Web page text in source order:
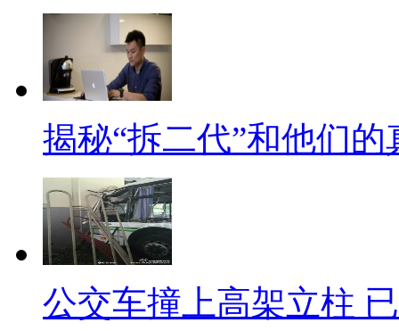
揭秘“拆二代”和他们的
公交车撞上高架立柱